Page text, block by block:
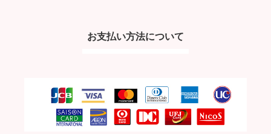
お支払い方法について